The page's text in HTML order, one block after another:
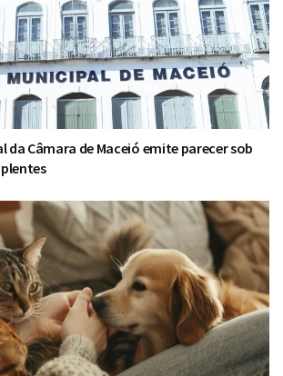
da Câmara de Maceió emite parecer sob